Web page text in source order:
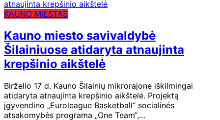
KAUNO MIESTAS
Kauno miesto savivaldybė
Šilainiuose atidaryta atnaujinta
krepšinio aikštelė
Birželio 17 d. Kauno Šilainių mikrorajone iškilmingai
atidaryta atnaujinta krepšinio aikštelė. Projektą
įgyvendino „Euroleague Basketball“ socialinės
atsakomybės programa „One Team“,…